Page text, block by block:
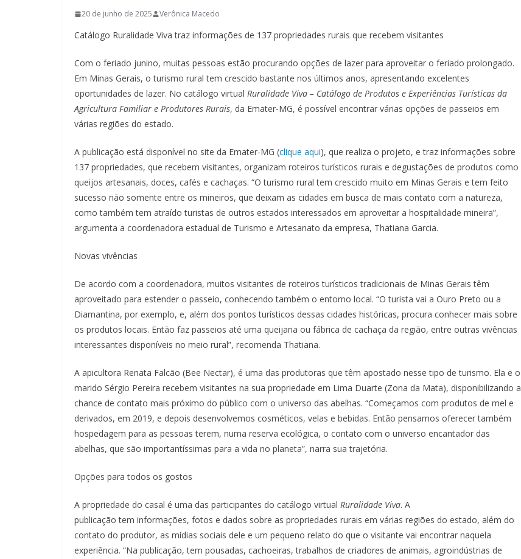
20 de junho de 2025 Verônica Macedo
Catálogo Ruralidade Viva traz informações de 137 propriedades rurais que recebem visitantes
Com o feriado junino, muitas pessoas estão procurando opções de lazer para aproveitar o feriado prolongado.
Em Minas Gerais, o turismo rural tem crescido bastante nos últimos anos, apresentando excelentes
oportunidades de lazer. No catálogo virtual Ruralidade Viva – Catálogo de Produtos e Experiências Turísticas da
Agricultura Familiar e Produtores Rurais, da Emater-MG, é possível encontrar várias opções de passeios em
várias regiões do estado.
A publicação está disponível no site da Emater-MG (clique aqui), que realiza o projeto, e traz informações sobre
137 propriedades, que recebem visitantes, organizam roteiros turísticos rurais e degustações de produtos como
queijos artesanais, doces, cafés e cachaças. “O turismo rural tem crescido muito em Minas Gerais e tem feito
sucesso não somente entre os mineiros, que deixam as cidades em busca de mais contato com a natureza,
como também tem atraído turistas de outros estados interessados em aproveitar a hospitalidade mineira”,
argumenta a coordenadora estadual de Turismo e Artesanato da empresa, Thatiana Garcia.
Novas vivências
De acordo com a coordenadora, muitos visitantes de roteiros turísticos tradicionais de Minas Gerais têm
aproveitado para estender o passeio, conhecendo também o entorno local. “O turista vai a Ouro Preto ou a
Diamantina, por exemplo, e, além dos pontos turísticos dessas cidades históricas, procura conhecer mais sobre
os produtos locais. Então faz passeios até uma queijaria ou fábrica de cachaça da região, entre outras vivências
interessantes disponíveis no meio rural”, recomenda Thatiana.
A apicultora Renata Falcão (Bee Nectar), é uma das produtoras que têm apostado nesse tipo de turismo. Ela e o
marido Sérgio Pereira recebem visitantes na sua propriedade em Lima Duarte (Zona da Mata), disponibilizando a
chance de contato mais próximo do público com o universo das abelhas. “Começamos com produtos de mel e
derivados, em 2019, e depois desenvolvemos cosméticos, velas e bebidas. Então pensamos oferecer também
hospedagem para as pessoas terem, numa reserva ecológica, o contato com o universo encantador das
abelhas, que são importantíssimas para a vida no planeta”, narra sua trajetória.
Opções para todos os gostos
A propriedade do casal é uma das participantes do catálogo virtual Ruralidade Viva. A
publicação tem informações, fotos e dados sobre as propriedades rurais em várias regiões do estado, além do
contato do produtor, as mídias sociais dele e um pequeno relato do que o visitante vai encontrar naquela
experiência. “Na publicação, tem pousadas, cachoeiras, trabalhos de criadores de animais, agroindústrias de